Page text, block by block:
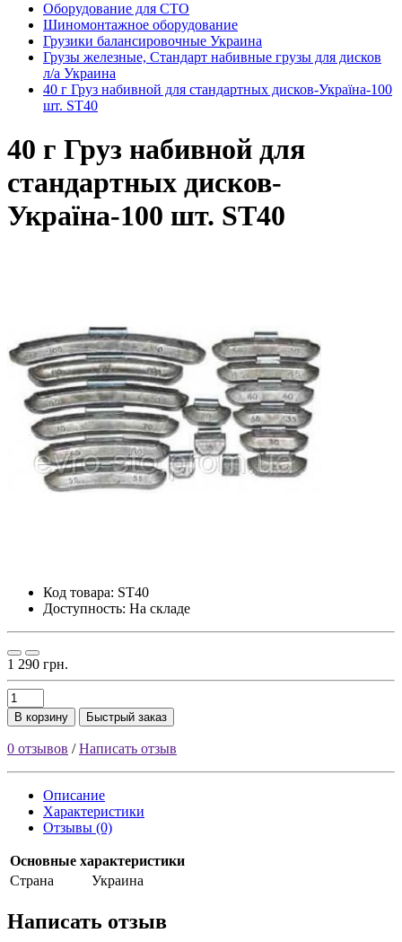
Oбopудoвaниe для CTO
Шиномонтажное оборудование
Грузики балансировочные Украина
Грузы железные, Cтандарт набивные грузы для дисков
л/а Украина
40 г Груз набивной для стандартных дисков-Україна-100
шт. ST40
40 г Груз набивной для
стандартных дисков-
Україна-100 шт. ST40
Код товара: ST40
Доступность: На складе
1 290 грн.
В корзину Быстрый заказ
0 отзывов /Написать отзыв
Описание
Характеристики
Отзывы (0)
Основные характеристики
Страна
Украина
Написать отзыв